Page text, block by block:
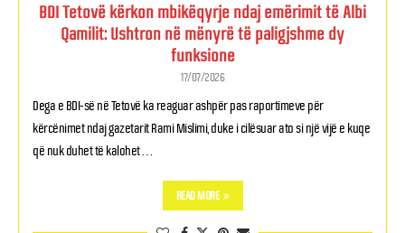
BDI Tetovë kërkon mbikëqyrje ndaj emërimit të Albi
Qamilit: Ushtron në mënyrë të paligjshme dy
funksione
17/07/2026
Dega e BDI-së në Tetovë ka reaguar ashpër pas raportimeve për
kërcënimet ndaj gazetarit Rami Mislimi, duke i cilësuar ato si një vijë e kuqe
që nuk duhet të kalohet …
READ MORE